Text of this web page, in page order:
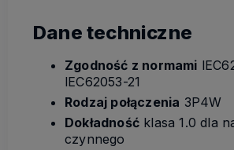
Dane techniczne
Zgodność z normami
lEC62053-21
Rodzaj połączenia 3P4W
Dokładność klasa 1.0 dla
czynnego